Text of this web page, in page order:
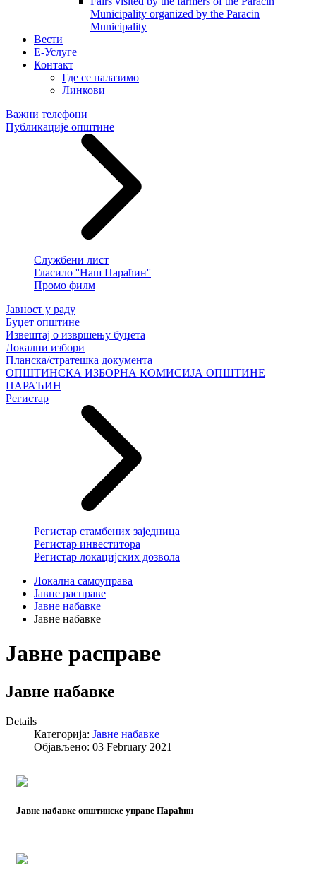
Municipality organized by the Paracin
Municipality
Вести
E-Услуге
Контакт
Где се налазимо
Линкови
Важни телефони
Публикације општине
Службени лист
Гласило ''Наш Параћин''
Промо филм
Јавност у раду
Буџет општине
Извештај о извршењу буџета
Локални избори
Планска/стратешка документа
ОПШТИНСКА ИЗБОРНА КОМИСИЈА ОПШТИНЕ
ПАРАЋИН
Регистар
Регистар стамбених заједница
Регистар инвеститора
Регистар локацијских дозвола
Локална самоуправа
Јавне расправе
Јавне набавке
Јавне набавке
Јавне расправе
Јавне набавке
Details
Категорија: Јавне набавке
Објављено: 03 February 2021
Јавне набавке општинске управе Параћин